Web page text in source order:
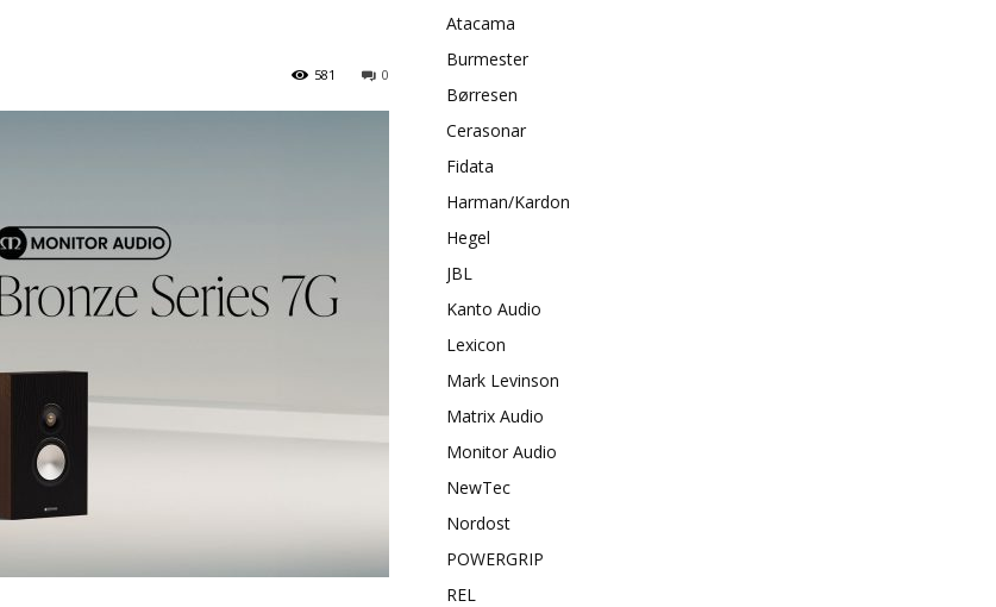
0
581
Atacama
Burmester
Børresen
Cerasonar
Fidata
Harman/Kardon
Hegel
JBL
Kanto Audio
Lexicon
Mark Levinson
Matrix Audio
Monitor Audio
NewTec
Nordost
POWERGRIP
REL